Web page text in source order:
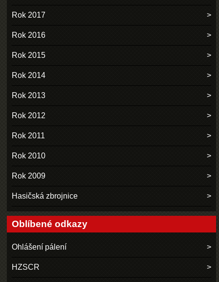
Rok 2017
Rok 2016
Rok 2015
Rok 2014
Rok 2013
Rok 2012
Rok 2011
Rok 2010
Rok 2009
Hasičská zbrojnice
Oblíbené odkazy
Ohlášení pálení
HZSCR